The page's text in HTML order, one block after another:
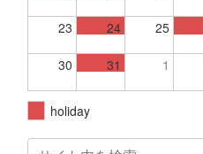
23 24 25
30 31 1
holiday